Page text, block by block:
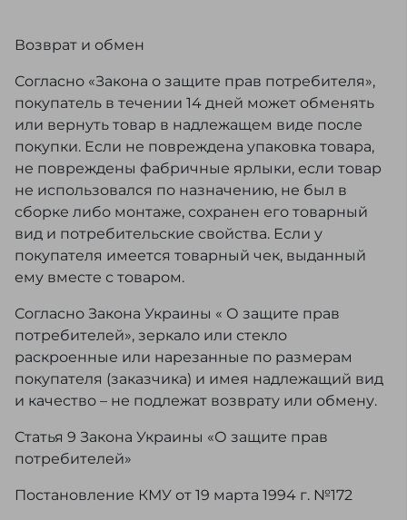
Возврат и обмен
Согласно «Закона о защите прав потребителя»,
покупатель в течении 14 дней может обменять
или вернуть товар в надлежащем виде после
покупки. Если не повреждена упаковка товара,
не повреждены фабричные ярлыки, если товар
не использовался по назначению, не был в
сборке либо монтаже, сохранен его товарный
вид и потребительские свойства. Если у
покупателя имеется товарный чек, выданный
ему вместе с товаром.
Согласно Закона Украины « О защите прав
потребителей», зеркало или стекло
раскроенные или нарезанные по размерам
покупателя (заказчика) и имея надлежащий вид
и качество – не подлежат возврату или обмену.
Статья 9 Закона Украины «О защите прав
потребителей»
Постановление КМУ от 19 марта 1994 г. №172